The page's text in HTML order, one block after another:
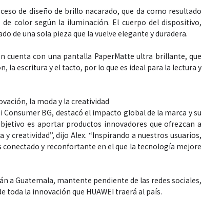
de diseño de brillo nacarado, que da como resultado
color según la iluminación. El cuerpo del dispositivo,
de una sola pieza que la vuelve elegante y duradera.
cuenta con una pantalla PaperMatte ultra brillante, que
la escritura y el tacto, por lo que es ideal para la lectura y
la moda y la creatividad
BG, destacó el impacto global de la marca y su
es aportar productos innovadores que ofrezcan a
creatividad”, dijo Alex. “Inspirando a nuestros usuarios,
conectado y reconfortante en el que la tecnología mejore
a Guatemala, mantente pendiente de las redes sociales,
toda la innovación que HUAWEI traerá al país.